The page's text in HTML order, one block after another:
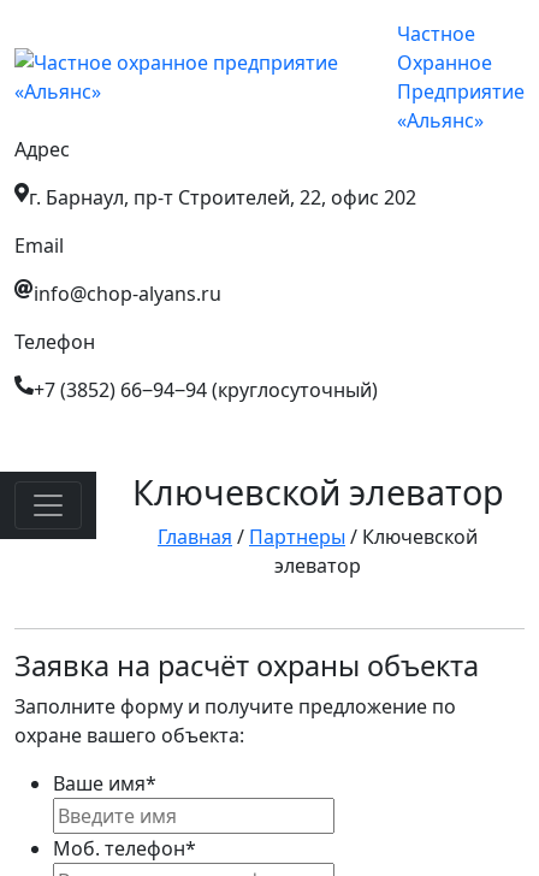
Частное
Охранное
Предприятие
«Альянс»
Адрес
г. Барнаул, пр-т Строителей, 22, офис 202
Email
info@chop-alyans.ru
Телефон
+7 (3852) 66‒94‒94 (круглосуточный)
Ключевской элеватор
Главная / Партнеры / Ключевской
элеватор
Заявка на расчёт охраны объекта
Заполните форму и получите предложение по
охране вашего объекта:
Ваше имя*
Моб. телефон*